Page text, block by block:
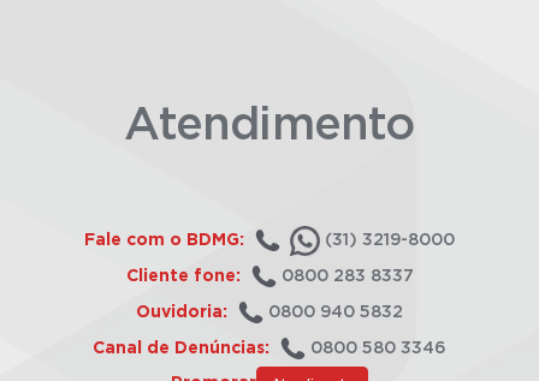
Atendimento
Fale com o BDMG: (31) 3219-8000
Cliente fone: 0800 283 8337
Ouvidoria: 0800 940 5832
Canal de Denúncias: 0800 580 3346